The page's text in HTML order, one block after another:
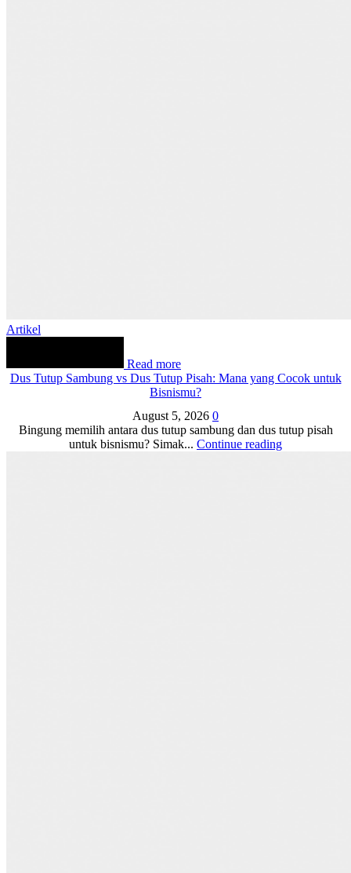
Artikel
Read more
Dus Tutup Sambung vs Dus Tutup Pisah: Mana yang Cocok untuk
Bisnismu?
August 5, 2026 0
Bingung memilih antara dus tutup sambung dan dus tutup pisah
untuk bisnismu? Simak... Continue reading